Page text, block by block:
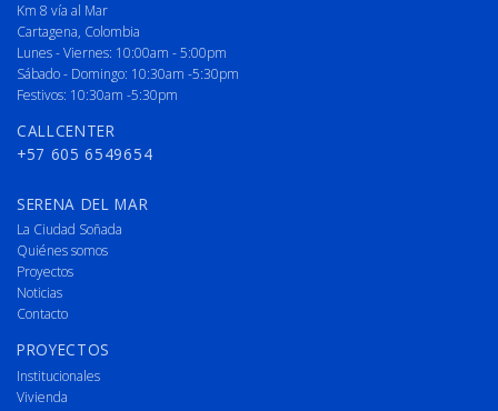
Km 8 vía al Mar
Cartagena, Colombia
Lunes - Viernes: 10:00am - 5:00pm
Sábado - Domingo: 10:30am -5:30pm
Festivos: 10:30am -5:30pm
CALLCENTER
+57 605 6549654
SERENA DEL MAR
La Ciudad Soñada
Quiénes somos
Proyectos
Noticias
Contacto
PROYECTOS
Institucionales
Vivienda